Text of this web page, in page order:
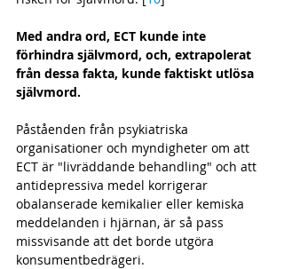
Med andra ord, ECT kunde inte
förhindra självmord, och, extrapolerat
från dessa fakta, kunde faktiskt utlösa
självmord.
Påståenden från psykiatriska
organisationer och myndigheter om att
ECT är "livräddande behandling" och att
antidepressiva medel korrigerar
obalanserade kemikalier eller kemiska
meddelanden i hjärnan, är så pass
missvisande att det borde utgöra
konsumentbedrägeri.